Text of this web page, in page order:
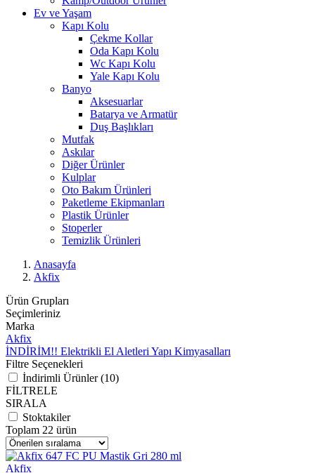
Ev ve Yaşam
Kapı Kolu
Çekme Kollar
Oda Kapı Kolu
Wc Kapı Kolu
Yale Kapı Kolu
Banyo
Aksesuarlar
Batarya ve Armatür
Duş Başlıkları
Mutfak
Askılar
Diğer Ürünler
Kulplar
Oto Bakım Ürünleri
Paketleme Ekipmanları
Plastik Ürünler
Stoperler
Temizlik Ürünleri
Anasayfa
Akfix
Ürün Grupları
Seçimleriniz
Marka
Akfix
İNDİRİM!! Elektrikli El Aletleri Yapı Kimyasalları
Filtre Seçenekleri
İndirimli Ürünler (10)
FİLTRELE
SIRALA
Stoktakiler
Toplam 22 ürün
Akfix